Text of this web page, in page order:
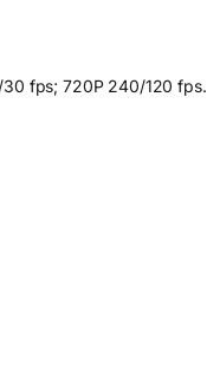
fps; 720P 240/120 fps.